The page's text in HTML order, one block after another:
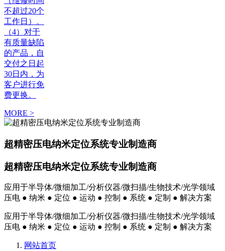
不超过20个
工作日）。
（4）对于
有质量缺陷
的产品，自
交付之日起
30日内，为
客户进行免
费更换。
MORE >
超精密压电纳米定位系统专业制造商
超精密压电纳米定位系统专业制造商
应用于半导体/微细加工/分析仪器/微扫描/生物技术/光学领域
压电 ● 纳米 ● 定位 ● 运动 ● 控制 ● 系统 ● 定制 ● 解决方案
应用于半导体/微细加工/分析仪器/微扫描/生物技术/光学领域
压电 ● 纳米 ● 定位 ● 运动 ● 控制 ● 系统 ● 定制 ● 解决方案
网站首页